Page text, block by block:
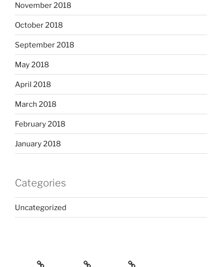
November 2018
October 2018
September 2018
May 2018
April 2018
March 2018
February 2018
January 2018
Categories
Uncategorized
Home Services Contact